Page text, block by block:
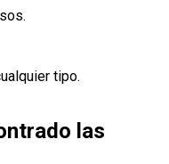
tipo.
las